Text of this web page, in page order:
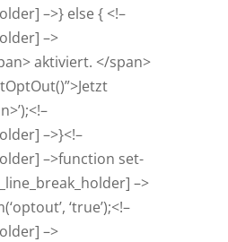
–>} else { <!–
–>
akti­viert. </span>
–>}<!–
–>function set­
–>
‘true’);<!–
–>